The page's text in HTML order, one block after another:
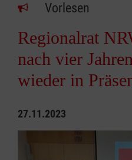
Vorlesen
Regionalrat
nach vier
wieder in
27.11.2023